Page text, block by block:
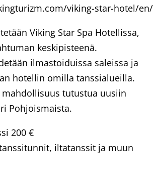
viking-star-hotel/en/
Viking Star Spa Hotellissa,
keskipisteenä.
ilmastoiduissa saleissa ja
hotellin omilla tanssialueilla.
mahdollisuus tutustua uusiin
Pohjoismaista.
200 €
iltatanssit ja muun